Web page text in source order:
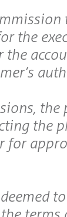
the
the
the
for